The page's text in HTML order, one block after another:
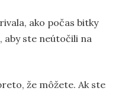
ako počas bitky
aby ste neútočili na
že môžete. Ak ste